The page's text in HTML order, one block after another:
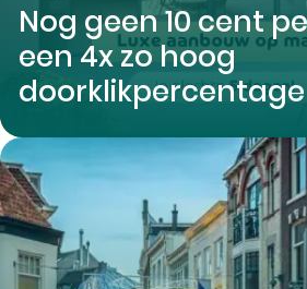
Nog geen 10 cent
een 4x zo hoog
doorklikpercentage